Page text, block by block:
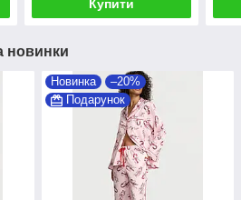
Купити
новинки
Новинка
–20%
Подарунок